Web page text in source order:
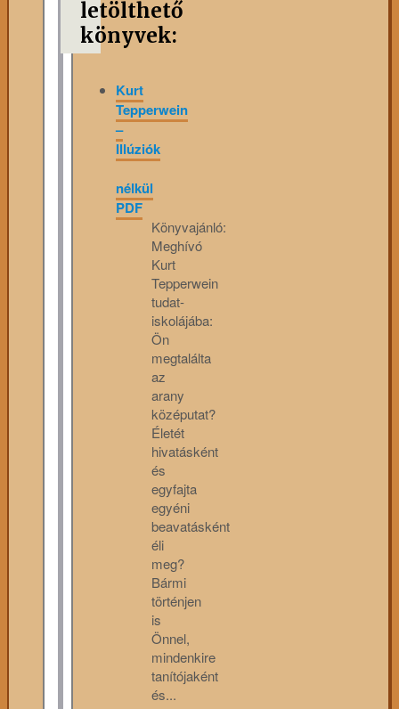
letölthető
könyvek:
Kurt
Tepperwein
–
Illúziók
nélkül
PDF
Könyvajánló:
Meghívó
Kurt
Tepperwein
tudat-
iskolájába:
Ön
megtalálta
az
arany
középutat?
Életét
hivatásként
és
egyfajta
egyéni
beavatásként
éli
meg?
Bármi
történjen
is
Önnel,
mindenkire
tanítójaként
és...